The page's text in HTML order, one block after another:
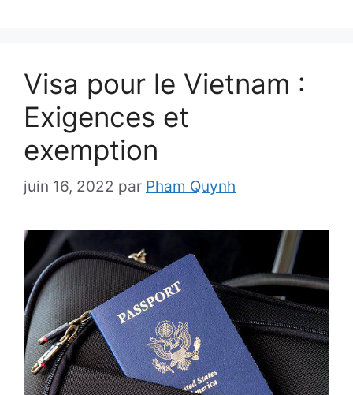
Visa pour le Vietnam :
Exigences et
exemption
juin 16, 2022 par Pham Quynh